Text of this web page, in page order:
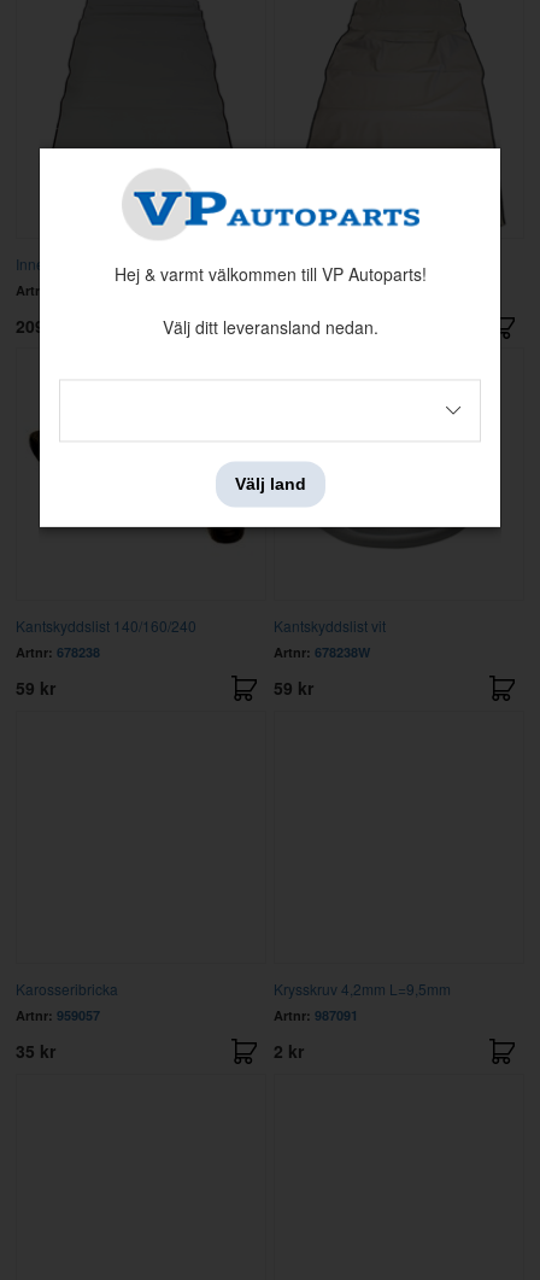
Innertak 145 68-74 vinyl
Artnr:
2095 kr
Innertak 145 Express
2495 kr
Kantskyddslist 140/160/240
Artnr: 678238
59 kr
Kantskyddslist vit
Artnr: 678238W
59 kr
Karosseribricka
Artnr: 959057
35 kr
Krysskruv 4,2mm L=9,5mm
Artnr: 987091
2 kr
Hej & varmt välkommen till VP Autoparts!
Välj ditt leveransland nedan.
Välj land